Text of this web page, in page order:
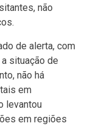
não
de alerta, com
situação de
não há
em
levantou
em regiões